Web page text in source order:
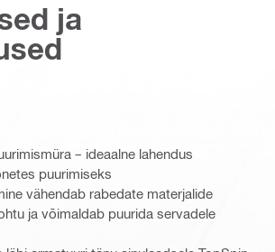
ja
– ideaalne lahendus
puurimiseks
vähendab rabedate materjalide
ja võimaldab puurida servadele